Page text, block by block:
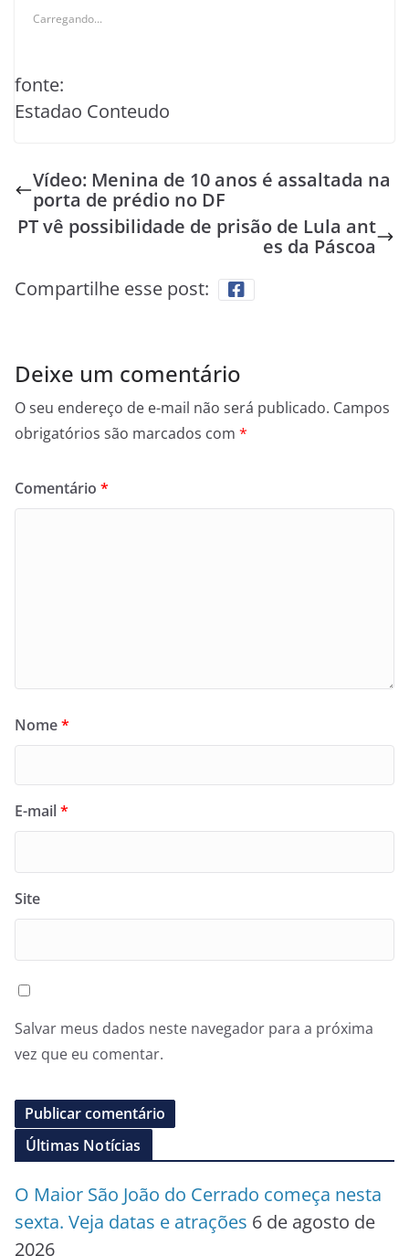
Carregando...
fonte:
Estadao Conteudo
Vídeo: Menina de 10 anos é assaltada na
porta de prédio no DF
PT vê possibilidade de prisão de Lula ant
es da Páscoa
Compartilhe esse post:
Deixe um comentário
O seu endereço de e-mail não será publicado. Campos
obrigatórios são marcados com *
Comentário *
Nome*
E-mail*
Site
Salvar meus dados neste navegador para a próxima
vez que eu comentar.
Últimas Notícias
O Maior São João do Cerrado começa nesta
sexta. Veja datas e atrações 6 de agosto de
2026